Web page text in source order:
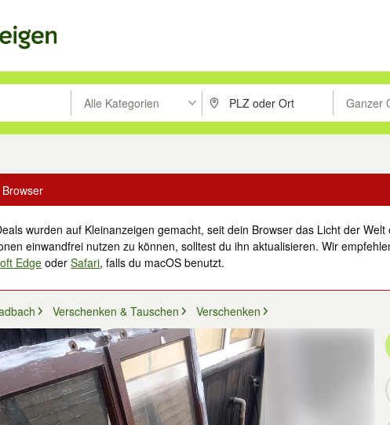
drücken um zu suchen, oder Vorschläge mit den Pfeiltasten nach
Alle Kategorien PLZ oder Ort eingeben. Ganzer
Suche im
wurden auf Kleinanzeigen gemacht, seit dein Browser das Licht der
einwandfrei nutzen zu können, solltest du ihn aktualisieren. Wir
Edge oderSafari, falls du macOS benutzt.
Verschenken & Tauschen Verschenken